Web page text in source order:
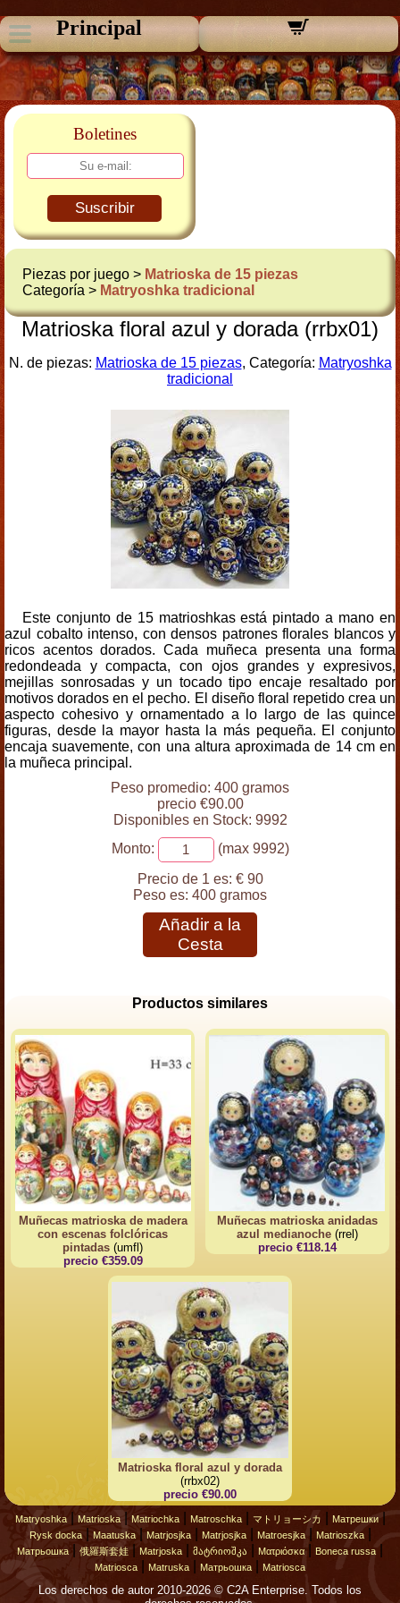
Principal
Boletines
Suscribir
Piezas por juego > Matrioska de 15 piezas
Categoría > Matryoshka tradicional
Matrioska floral azul y dorada (rrbx01)
N. de piezas: Matrioska de 15 piezas, Categoría: Matryoshka
tradicional
Este conjunto de 15 matrioshkas está pintado a mano en
azul cobalto intenso, con densos patrones florales blancos y
ricos acentos dorados. Cada muñeca presenta una forma
redondeada y compacta, con ojos grandes y expresivos,
mejillas sonrosadas y un tocado tipo encaje resaltado por
motivos dorados en el pecho. El diseño floral repetido crea un
aspecto cohesivo y ornamentado a lo largo de las quince
figuras, desde la mayor hasta la más pequeña. El conjunto
encaja suavemente, con una altura aproximada de 14 cm en
la muñeca principal.
Peso promedio: 400 gramos
precio €90.00
Disponibles en Stock: 9992
Monto:
(max 9992)
Precio de 1 es: € 90
Peso es: 400 gramos
Añadir a la
Cesta
Productos similares
Muñecas matrioska de madera
con escenas folclóricas
pintadas (umfl)
precio €359.09
Muñecas matrioska anidadas
azul medianoche(rrel)
precio €118.14
Matrioska floral azul y dorada
(rrbx02)
precio €90.00
Matryoshka| Matrioska| Matriochka| Matroschka| マトリョーシカ Матрешки|
Rysk docka| Maatuska| Matrjosjka| Matrjosjka| Matroesjka| Matrioszka|
Матрьошка 俄羅斯套娃 Matrjoska მატრიოშკა Ματριόσκα| Boneca russa
Matriosca Matruska Матрьошка Matriosca
Los derechos de autor 2010-2026 © C2A Enterprise. Todos los